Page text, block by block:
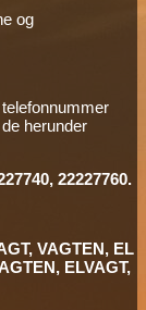
og
herunder
22227760.
VAGTEN, EL
ELVAGT,